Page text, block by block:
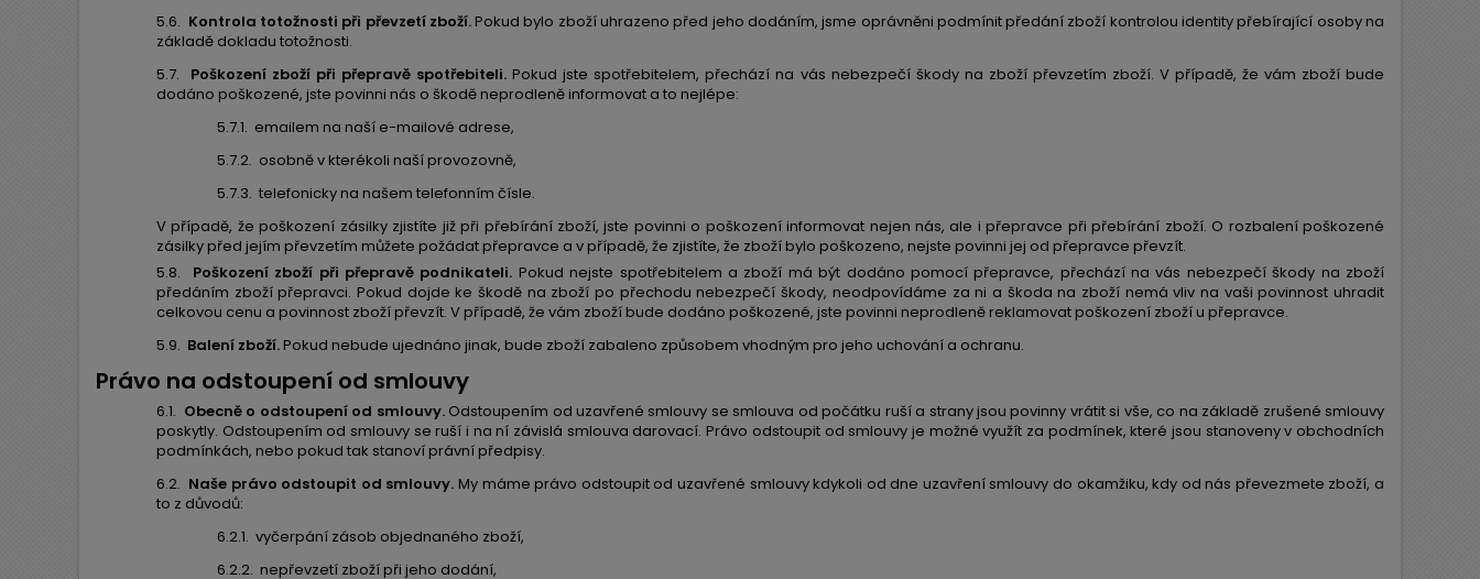
5.6. Kontrola totožnosti při převzetí zboží.Pokud bylo zboží uhrazeno před jeho dodáním, jsme oprávněni podmínit předání zboží kontrolou identity přebírající osoby na
základě dokladu totožnosti.
5.7. Poškození zboží při přepravě spotřebiteli. Pokud jste spotřebitelem, přechází na vás nebezpečí škody na zboží převzetím zboží. V případě, že vám zboží bude
dodáno poškozené, jste povinni nás o škodě neprodleně informovat a to nejlépe:
5.7.1. emailem na naší e-mailové adrese,
5.7.2. osobně v kterékoli naší provozovně,
5.7.3. telefonicky na našem telefonním čísle.
V případě, že poškození zásilky zjistíte již při přebírání zboží, jste povinni o poškození informovat nejen nás, ale i přepravce při přebírání zboží. O rozbalení poškozené
zásilky před jejím převzetím můžete požádat přepravce a v případě, že zjistíte, že zboží bylo poškozeno, nejste povinni jej od přepravce převzít.
5.8. Poškození zboží při přepravě podnikateli. Pokud nejste spotřebitelem a zboží má být dodáno pomocí přepravce, přechází na vás nebezpečí škody na zboží
předáním zboží přepravci. Pokud dojde ke škodě na zboží po přechodu nebezpečí škody, neodpovídáme za ni a škoda na zboží nemá vliv na vaši povinnost uhradit
celkovou cenu a povinnost zboží převzít. V případě, že vám zboží bude dodáno poškozené, jste povinni neprodleně reklamovat poškození zboží u přepravce.
5.9. Balení zboží.Pokud nebude ujednáno jinak, bude zboží zabaleno způsobem vhodným pro jeho uchování a ochranu.
Právo na odstoupení od smlouvy
6.1. Obecně o odstoupení od smlouvy.Odstoupením od uzavřené smlouvy se smlouva od počátku ruší a strany jsou povinny vrátit si vše, co na základě zrušené smlouvy
poskytly. Odstoupením od smlouvy se ruší i na ní závislá smlouva darovací. Právo odstoupit od smlouvy je možné využít za podmínek, které jsou stanoveny v obchodních
podmínkách, nebo pokud tak stanoví právní předpisy.
6.2. Naše právo odstoupit od smlouvy. My máme právo odstoupit od uzavřené smlouvy kdykoli od dne uzavření smlouvy do okamžiku, kdy od nás převezmete zboží, a
to z důvodů:
6.2.1. vyčerpání zásob objednaného zboží,
6.2.2. nepřevzetí zboží při jeho dodání,